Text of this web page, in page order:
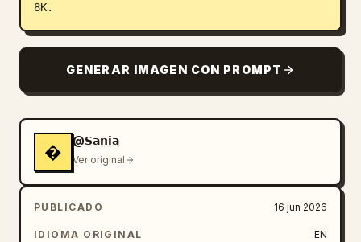
8K.
GENERAR IMAGEN CON PROMPT
�
@𝗦𝗮𝗻𝗶𝗮
Ver original
PUBLICADO 16 jun 2026
IDIOMA ORIGINAL EN